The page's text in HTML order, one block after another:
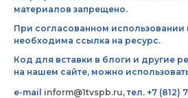
материалов запрещено.
При согласованном использовании
необходима ссылка на ресурс.
Код для вставки в блоги и другие
на нашем сайте, можно
e-mail inform@1tvspb.ru, тел. +7 (812)